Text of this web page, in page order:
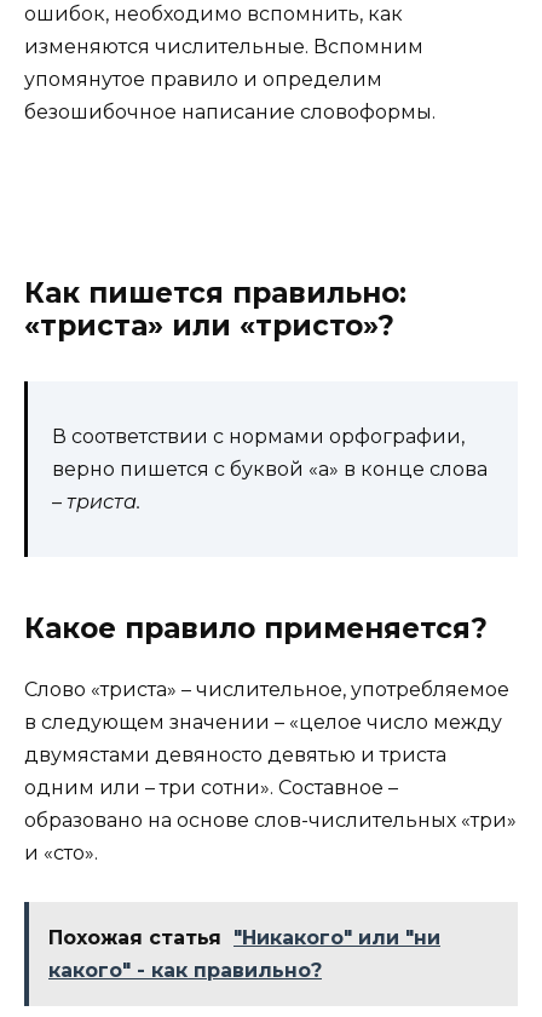
ошибок, необходимо вспомнить, как
изменяются числительные. Вспомним
упомянутое правило и определим
безошибочное написание словоформы.
Как пишется правильно:
«триста» или «тристо»?
В соответствии с нормами орфографии,
верно пишется с буквой «а» в конце слова
– триста.
Какое правило применяется?
Слово «триста» – числительное, употребляемое
в следующем значении – «целое число между
двумястами девяносто девятью и триста
одним или – три сотни». Составное –
образовано на основе слов-числительных «три»
и «сто».
Похожая статья
"Никакого" или "ни
какого" - как правильно?